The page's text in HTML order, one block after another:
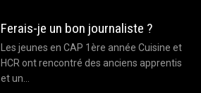
Ferais-je un bon journaliste ?
Les jeunes en CAP 1ère année Cuisine et
HCR ont rencontré des anciens apprentis
et un…